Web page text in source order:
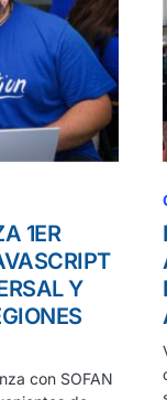
1ER
Y
con SOFAN